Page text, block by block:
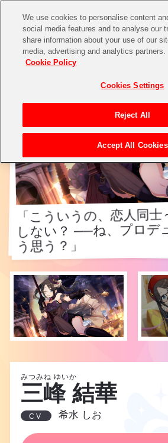
「こういうの、恋人同
しない？ ──ね、プロデ
う思う？」
「こういうの、恋人同
しない？ ──ね、プロデ
う思う？」
みつみね ゆいか
三峰 結華
CV 希水 しお
We use cookies to personalise content
social media features and to analyse our
share information about your use of our
media, advertising and analytics partners.
Cookie Policy
Cookies Settings
Reject All
Accept All Cookies